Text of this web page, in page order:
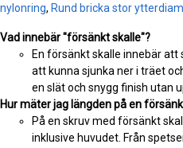
nylonring, Rund bricka stor
Vad innebär "försänkt skalle"?
En försänkt skalle innebär
att kunna sjunka ner i träet
en slät och snygg finish utan
Hur mäter jag längden på en
På en skruv med försänkt
inklusive huvudet. Från